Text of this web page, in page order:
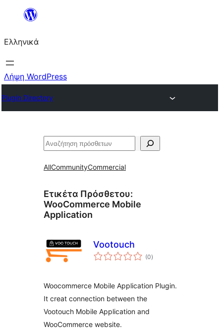
Μετάβαση
περιεχόμενο
Ελληνικά
Λήψη WordPress
Plugin Directory
Αναζήτηση
AllCommunityCommercial
Ετικέτα Πρόσθετου:
WooCommerce Mobile
Application
Vootouch
(0αξιολογήσεις
σύνολο
)
Woocommerce Mobile Application Plugin.
It creat connection between the
Vootouch Mobile Application and
WooCommerce website.